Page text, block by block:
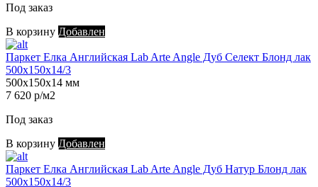
Под заказ
В корзину Добавлен
Паркет Елка Английская Lab Arte Angle Дуб Селект Блонд лак
500х150х14/3
500х150х14 мм
7 620 р/м2
Под заказ
В корзину Добавлен
Паркет Елка Английская Lab Arte Angle Дуб Натур Блонд лак
500х150х14/3